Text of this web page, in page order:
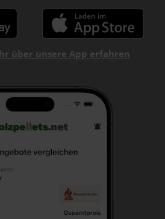
über unsere App erfahren